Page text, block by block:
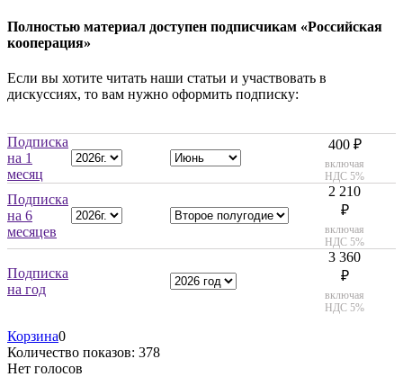
Полностью материал доступен подписчикам «Российская
кооперация»
Если вы хотите читать наши статьи и участвовать в
дискуссиях, то вам нужно оформить подписку:
Подписка
на 1
месяц
400 ₽
включая
НДС 5%
Подписка
на 6
месяцев
2 210
₽
включая
НДС 5%
Подписка
на год
3 360
₽
включая
НДС 5%
Корзина0
Количество показов: 378
Нет голосов